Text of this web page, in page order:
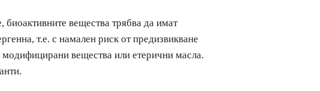
вещества трябва да имат
т.е. с намален риск от предизвикване
модифицирани вещества или етерични масла.